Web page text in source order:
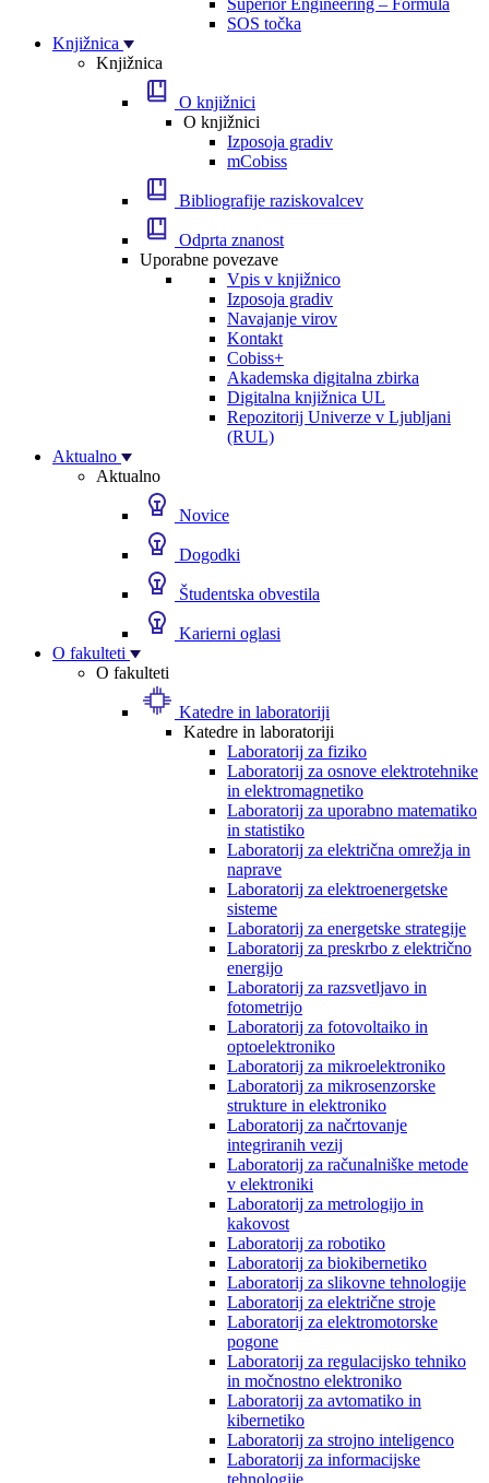
Superior Engineering – Formula
SOS točka
Knjižnica
Knjižnica
O knjižnici
O knjižnici
Izposoja gradiv
mCobiss
Bibliografije raziskovalcev
Odprta znanost
Uporabne povezave
Vpis v knjižnico
Izposoja gradiv
Navajanje virov
Kontakt
Cobiss+
Akademska digitalna zbirka
Digitalna knjižnica UL
Repozitorij Univerze v Ljubljani
(RUL)
Aktualno
Aktualno
Novice
Dogodki
Študentska obvestila
Karierni oglasi
O fakulteti
O fakulteti
Katedre in laboratoriji
Katedre in laboratoriji
Laboratorij za fiziko
Laboratorij za osnove elektrotehnike
in elektromagnetiko
Laboratorij za uporabno matematiko
in statistiko
Laboratorij za električna omrežja in
naprave
Laboratorij za elektroenergetske
sisteme
Laboratorij za energetske strategije
Laboratorij za preskrbo z električno
energijo
Laboratorij za razsvetljavo in
fotometrijo
Laboratorij za fotovoltaiko in
optoelektroniko
Laboratorij za mikroelektroniko
Laboratorij za mikrosenzorske
strukture in elektroniko
Laboratorij za načrtovanje
integriranih vezij
Laboratorij za računalniške metode
v elektroniki
Laboratorij za metrologijo in
kakovost
Laboratorij za robotiko
Laboratorij za biokibernetiko
Laboratorij za slikovne tehnologije
Laboratorij za električne stroje
Laboratorij za elektromotorske
pogone
Laboratorij za regulacijsko tehniko
in močnostno elektroniko
Laboratorij za avtomatiko in
kibernetiko
Laboratorij za strojno inteligenco
Laboratorij za informacijske
tehnologije